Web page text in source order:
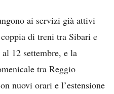
ai servizi già attivi
di treni tra Sibari e
12 settembre, e la
tra Reggio
nuovi orari e l’estensione